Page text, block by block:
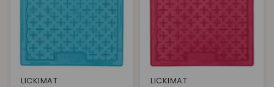
LICKIMAT LICKIMAT